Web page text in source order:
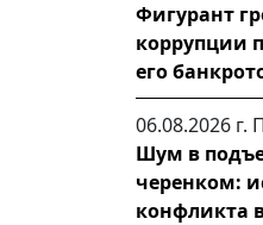
Фигурант
коррупции
его
06.08.2026 г.
Шум в
черенком:
конфликта